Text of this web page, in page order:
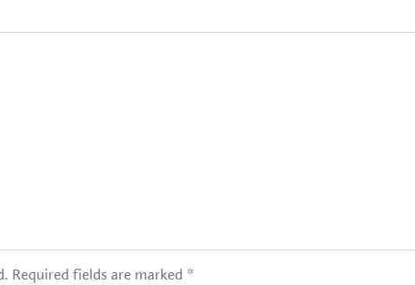
Required fields are marked *